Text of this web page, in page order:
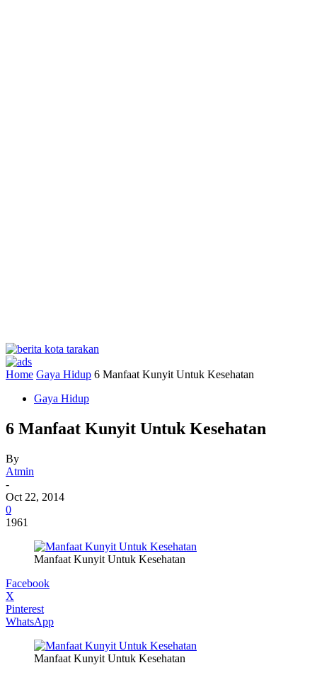
Home Gaya Hidup 6 Manfaat Kunyit Untuk Kesehatan
Gaya Hidup
6 Manfaat Kunyit Untuk Kesehatan
By
Atmin
-
Oct 22, 2014
0
1961
Manfaat Kunyit Untuk Kesehatan
Facebook
X
Pinterest
WhatsApp
Manfaat Kunyit Untuk Kesehatan